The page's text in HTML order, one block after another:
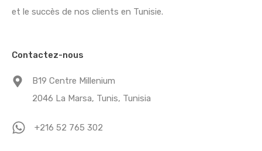
et le succès de nos clients en Tunisie.
Contactez-nous
B19 Centre Millenium
2046 La Marsa, Tunis, Tunisia
+216 52 765 302